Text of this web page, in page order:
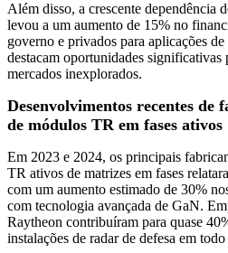
Além disso, a crescente dependência
levou a um aumento de 15% no
governo e privados para aplicações de
destacam oportunidades significativas
mercados inexplorados.
Desenvolvimentos recentes de
de módulos TR em fases ativos
Em 2023 e 2024, os principais
TR ativos de matrizes em fases
com um aumento estimado de 30%
com tecnologia avançada de GaN.
Raytheon contribuíram para quase
instalações de radar de defesa em